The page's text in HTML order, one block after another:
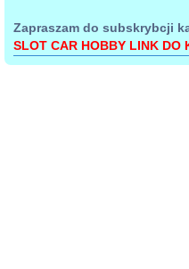
Zapraszam do subskrybcji
SLOT CAR HOBBY LINK DO